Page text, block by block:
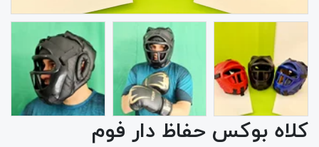
کلاه بوکس حفاظ دار فوم